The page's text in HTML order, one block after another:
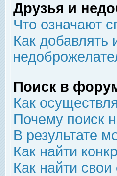
Друзья и
Что означают
Как добавлять
Поиск в
Как
Почему поиск
В результате
Как найти
Как найти